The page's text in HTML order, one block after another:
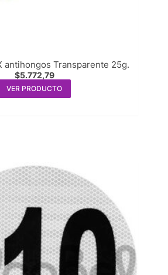
antihongos Transparente 25g.
$5.772,79
VER PRODUCTO